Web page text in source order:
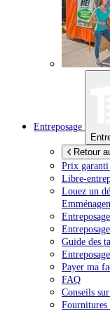
Entreposage
Retour
Prix garanti
Libre-
Louez un
Guide des
Payer ma
FAQ
Conseils
Fournitures